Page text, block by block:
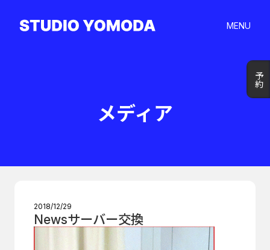
MENU
予約
予約
メディア
2018/12/29
Newsサーバー交換